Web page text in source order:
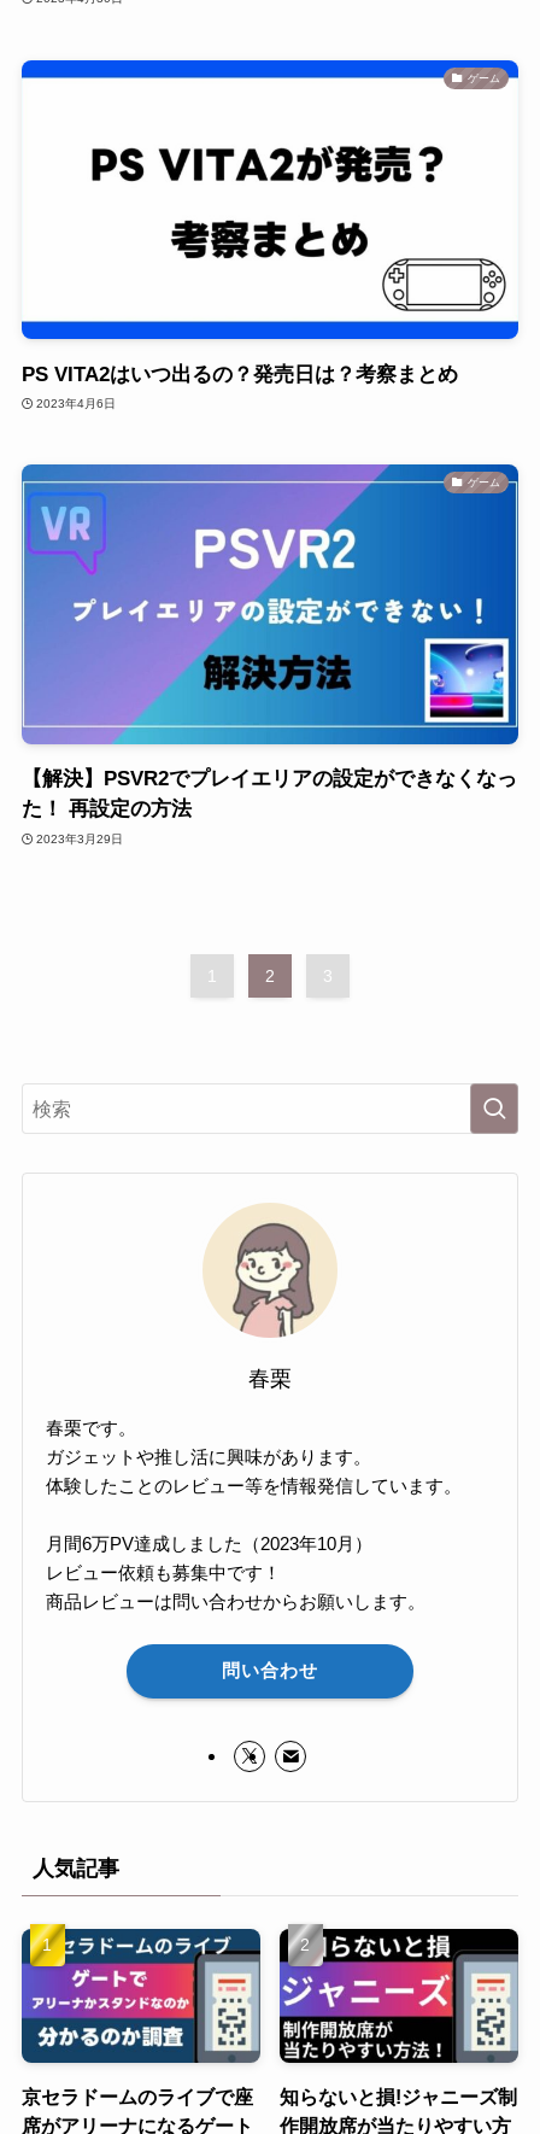
ゲーム
PS VITA2はいつ出るの？発売日は？考察まとめ
2023年4月6日
ゲーム
【解決】PSVR2でプレイエリアの設定ができなくなっ
た！ 再設定の方法
2023年3月29日
1 2 3
春栗
春栗です。
ガジェットや推し活に興味があります。
体験したことのレビュー等を情報発信しています。
月間6万PV達成しました（2023年10月）
レビュー依頼も募集中です！
商品レビューは問い合わせからお願いします。
問い合わせ
人気記事
京セラドームのライブで座
席がアリーナになるゲート
知らないと損!ジャニーズ制
作開放席が当たりやすい方